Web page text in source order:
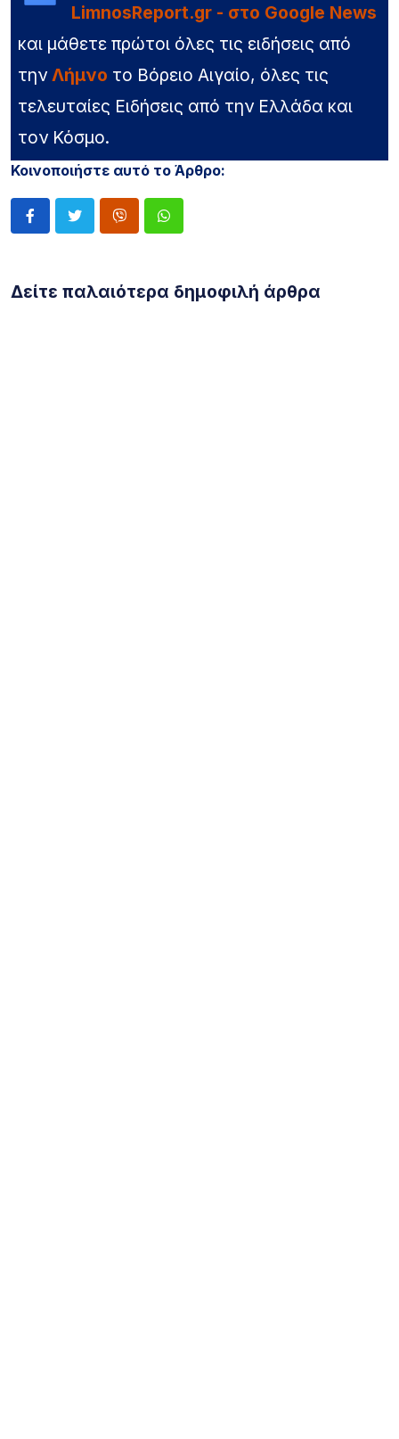
LimnosReport.gr - στο Google News
και μάθετε πρώτοι όλες τις ειδήσεις από
την Λήμνο το Βόρειο Αιγαίο, όλες τις
τελευταίες Ειδήσεις από την Ελλάδα και
τον Κόσμο.
Κοινοποιήστε αυτό το Άρθρο:
Δείτε παλαιότερα δημοφιλή άρθρα